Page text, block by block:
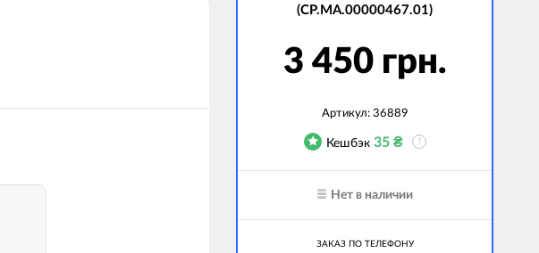
(CP.MA.00000467.01)
3 450 грн.
Артикул: 36889
Кешбэк 35₴ ?
Нет в наличии
ЗАКАЗ ПО ТЕЛЕФОНУ